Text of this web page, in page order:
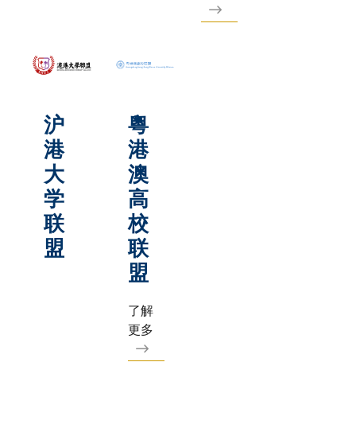
沪
港
大
学
联
盟
粵
港
澳
高
校
联
盟
了解
更多